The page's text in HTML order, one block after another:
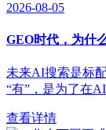
2026-08-05
GEO时代，为什
未来AI搜索是标
“有”，是为了在
查看详情